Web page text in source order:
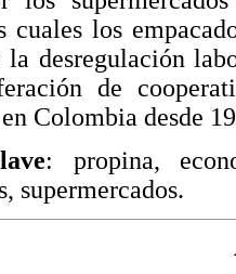
cuales los
la desregulación
de
Colombia desde
: propina,
supermercados.